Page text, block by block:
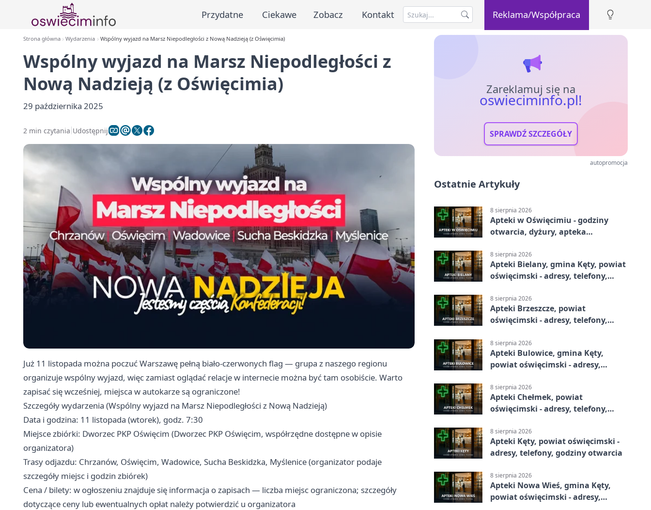
Przydatne Ciekawe Zobacz Kontakt Reklama/Współpraca
Strona główna Wydarzenia Wspólny wyjazd na Marsz Niepodległości z Nową Nadzieją (z Oświęcimia)
Wspólny wyjazd na Marsz Niepodległości z
Nową Nadzieją (z Oświęcimia)
29 października 2025
2 min czytania Udostępnij
Już 11 listopada można poczuć Warszawę pełną biało-czerwonych flag — grupa z naszego regionu
organizuje wspólny wyjazd, więc zamiast oglądać relacje w internecie można być tam osobiście. Warto
zapisać się wcześniej, miejsca w autokarze są ograniczone!
Szczegóły wydarzenia (Wspólny wyjazd na Marsz Niepodległości z Nową Nadzieją)
Data i godzina: 11 listopada (wtorek), godz. 7:30
Miejsce zbiórki: Dworzec PKP Oświęcim (Dworzec PKP Oświęcim, współrzędne dostępne w opisie
organizatora)
Trasy odjazdu: Chrzanów, Oświęcim, Wadowice, Sucha Beskidzka, Myślenice (organizator podaje
szczegóły miejsc i godzin zbiórek)
Cena / bilety: w ogłoszeniu znajduje się informacja o zapisach — liczba miejsc ograniczona; szczegóły
dotyczące ceny lub ewentualnych opłat należy potwierdzić u organizatora
Zareklamuj się na
oswieciminfo.pl!
SPRAWDŹ SZCZEGÓŁY
autopromocja
Ostatnie Artykuły
8 sierpnia 2026
Apteki w Oświęcimiu - godziny
otwarcia, dyżury, apteka
8 sierpnia 2026
Apteki Bielany, gmina Kęty, powiat
oświęcimski - adresy, telefony,
8 sierpnia 2026
Apteki Brzeszcze, powiat
oświęcimski - adresy, telefony,
8 sierpnia 2026
Apteki Bulowice, gmina Kęty,
powiat oświęcimski - adresy,
8 sierpnia 2026
Apteki Chełmek, powiat
oświęcimski - adresy, telefony,
8 sierpnia 2026
Apteki Kęty, powiat oświęcimski -
adresy, telefony, godziny otwarcia
8 sierpnia 2026
Apteki Nowa Wieś, gmina Kęty,
powiat oświęcimski - adresy,